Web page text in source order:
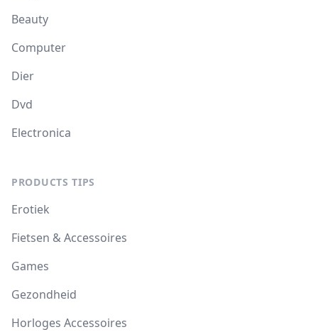
Beauty
Computer
Dier
Dvd
Electronica
PRODUCTS TIPS
Erotiek
Fietsen & Accessoires
Games
Gezondheid
Horloges Accessoires